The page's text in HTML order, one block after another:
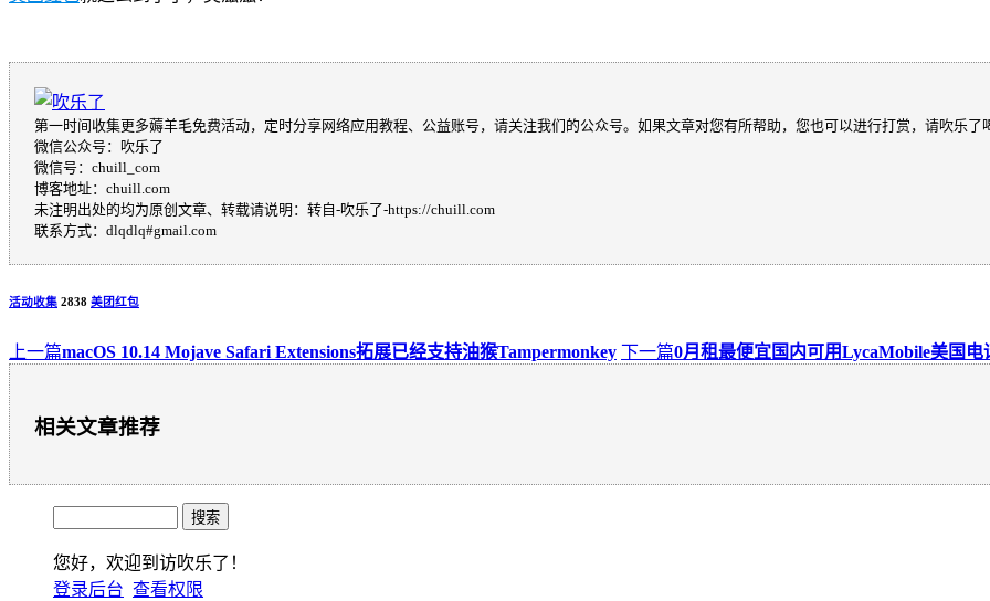
第一时间收集更多薅羊毛免费活动，定时分享网络应用教程、公益账号，请关注我们的公众号。如果文章对您有所帮助，您也可以进行打赏，请吹乐了
微信公众号：吹乐了
微信号：chuill_com
博客地址：chuill.com
未注明出处的均为原创文章、转载请说明：转自-吹乐了-https://chuill.com
联系方式：dlqdlq#gmail.com
活动收集 2838 美团红包
上一篇macOS 10.14 Mojave Safari Extensions拓展已经支持油猴Tampermonkey 下一篇0月租最便宜国内可用LycaMobile美国
相关文章推荐
您好，欢迎到访吹乐了！
登录后台 查看权限